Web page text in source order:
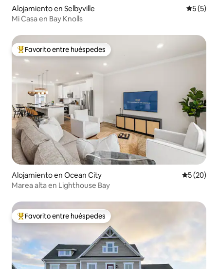
Alojamiento en Selbyville
5 (5)
Mi Casa en Bay Knolls
Favorito entre huéspedes preferido
Favorito entre huéspedes
Alojamiento en Ocean City
5 (20)
Marea alta en Lighthouse Bay
Favorito entre huéspedes preferido
Favorito entre huéspedes